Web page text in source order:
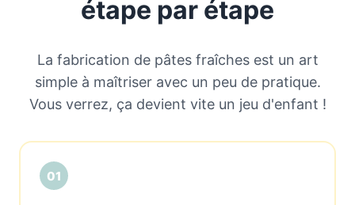
étape par étape
La fabrication de pâtes fraîches est un art
simple à maîtriser avec un peu de pratique.
Vous verrez, ça devient vite un jeu d'enfant !
01